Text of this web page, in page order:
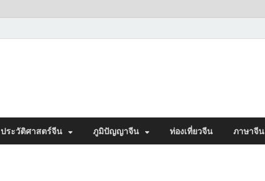
ประวัติศาสตร์จีน ภูมิปัญญาจีน ท่องเที่ยวจีน ภาษาจีน